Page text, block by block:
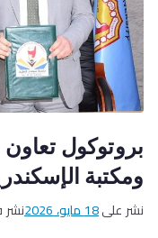
بروتوكول
ومكتبة
نشر على18 مايو، 2026